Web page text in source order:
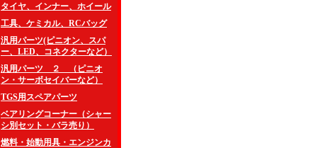
タイヤ、インナー、ホイール
工具、ケミカル、RCバッグ
汎用パーツ(ピニオン、スパ
ー、LED、コネクターなど）
汎用パーツ ２ （ピニオ
ン・サーボセイバーなど）
TGS用スペアパーツ
ベアリングコーナー（シャー
シ別セット・バラ売り）
燃料・始動用具・エンジンカ